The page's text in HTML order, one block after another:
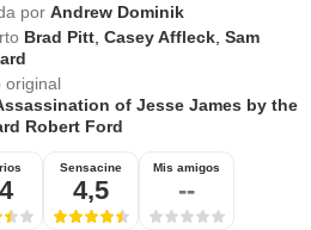
por Andrew Dominik
Brad Pitt ,Casey Affleck ,Sam
original
of Jesse James by the
Robert Ford
Sensacine
4,5
Mis amigos
--